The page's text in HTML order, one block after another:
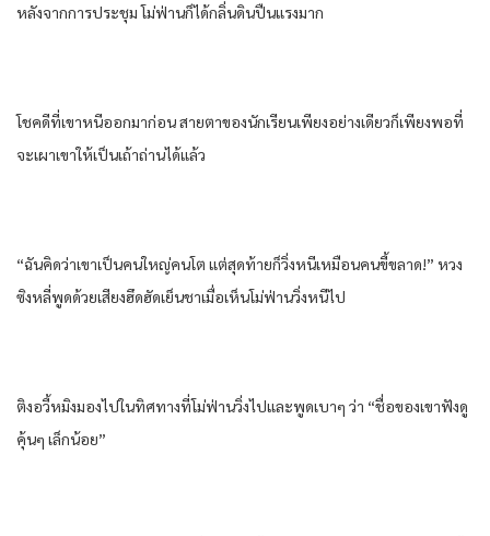
หลังจากการประชุม โม่ฟ่านก็ได้กลิ่นดินปืนแรงมาก
โชคดีที่เขาหนีออกมาก่อน สายตาของนักเรียนเพียงอย่างเดียวก็เพียงพอที่
จะเผาเขาให้เป็นเถ้าถ่านได้แล้ว
“ฉันคิดว่าเขาเป็นคนใหญ่คนโต แต่สุดท้ายก็วิ่งหนีเหมือนคนขี้ขลาด!” หวง
ซิงหลี่พูดด้วยเสียงฮึดฮัดเย็นชาเมื่อเห็นโม่ฟ่านวิ่งหนีไป
ติงอวี้หมิงมองไปในทิศทางที่โม่ฟ่านวิ่งไปและพูดเบาๆ ว่า “ชื่อของเขาฟังดู
คุ้นๆ เล็กน้อย”